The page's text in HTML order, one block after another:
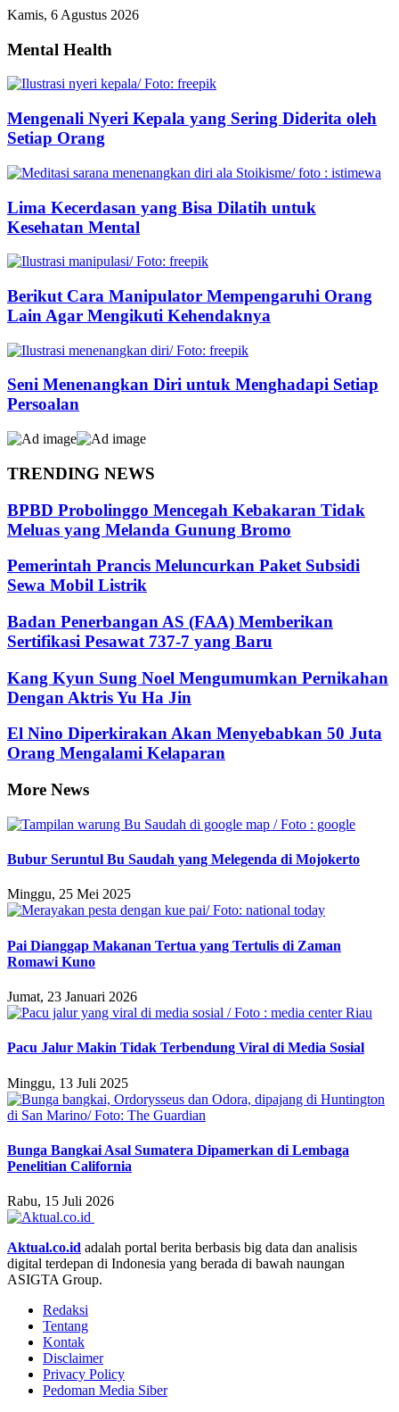
Kamis, 6 Agustus 2026
Mental Health
Mengenali Nyeri Kepala yang Sering Diderita oleh
Setiap Orang
Lima Kecerdasan yang Bisa Dilatih untuk
Kesehatan Mental
Berikut Cara Manipulator Mempengaruhi Orang
Lain Agar Mengikuti Kehendaknya
Seni Menenangkan Diri untuk Menghadapi Setiap
Persoalan
TRENDING NEWS
BPBD Probolinggo Mencegah Kebakaran Tidak
Meluas yang Melanda Gunung Bromo
Pemerintah Prancis Meluncurkan Paket Subsidi
Sewa Mobil Listrik
Badan Penerbangan AS (FAA) Memberikan
Sertifikasi Pesawat 737-7 yang Baru
Kang Kyun Sung Noel Mengumumkan Pernikahan
Dengan Aktris Yu Ha Jin
El Nino Diperkirakan Akan Menyebabkan 50 Juta
Orang Mengalami Kelaparan
More News
Bubur Seruntul Bu Saudah yang Melegenda di Mojokerto
Minggu, 25 Mei 2025
Pai Dianggap Makanan Tertua yang Tertulis di Zaman
Romawi Kuno
Jumat, 23 Januari 2026
Pacu Jalur Makin Tidak Terbendung Viral di Media Sosial
Minggu, 13 Juli 2025
Bunga Bangkai Asal Sumatera Dipamerkan di Lembaga
Penelitian California
Rabu, 15 Juli 2026
Aktual.co.id adalah portal berita berbasis big data dan analisis
digital terdepan di Indonesia yang berada di bawah naungan
ASIGTA Group.
Redaksi
Tentang
Kontak
Disclaimer
Privacy Policy
Pedoman Media Siber